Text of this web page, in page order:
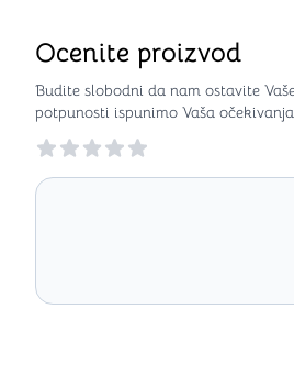
Ocenite proizvod
Budite slobodni da nam ostavite
potpunosti ispunimo Vaša
Reviews